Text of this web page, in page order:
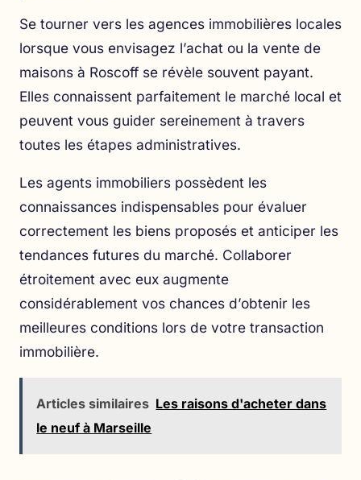
Se tourner vers les agences immobilières locales
lorsque vous envisagez l’achat ou la vente de
maisons à Roscoff se révèle souvent payant.
Elles connaissent parfaitement le marché local et
peuvent vous guider sereinement à travers
toutes les étapes administratives.
Les agents immobiliers possèdent les
connaissances indispensables pour évaluer
correctement les biens proposés et anticiper les
tendances futures du marché. Collaborer
étroitement avec eux augmente
considérablement vos chances d’obtenir les
meilleures conditions lors de votre transaction
immobilière.
Articles similaires Les raisons d'acheter dans
le neuf à Marseille